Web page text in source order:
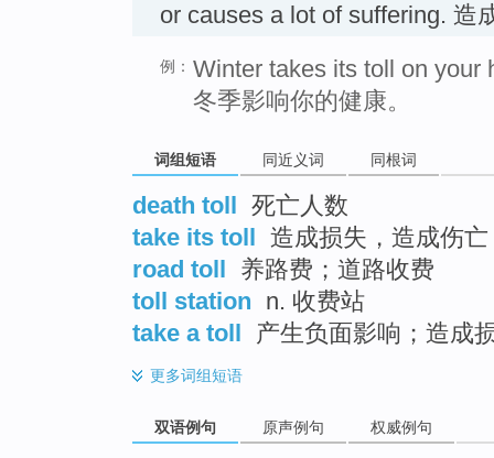
or causes a lot of suffering. 造
例： Winter takes its toll on your
冬季影响你的健康。
词组短语 同近义词 同根词
death toll 死亡人数
take its toll 造成损失，造成伤亡
road toll 养路费；道路收费
toll station n. 收费站
take a toll
产生负面影响；造成
更多词组短语
双语例句 原声例句 权威例句